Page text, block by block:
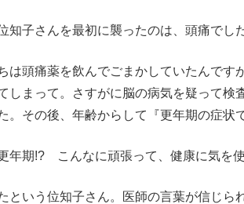
子さんを最初に襲ったのは、頭痛でした
は頭痛薬を飲んでごまかしていたんで
しまって。さすがに脳の病気を疑って検
。その後、年齢からして『更年期の症状
年期!? こんなに頑張って、健康に気を使
という位知子さん。医師の言葉が信じら